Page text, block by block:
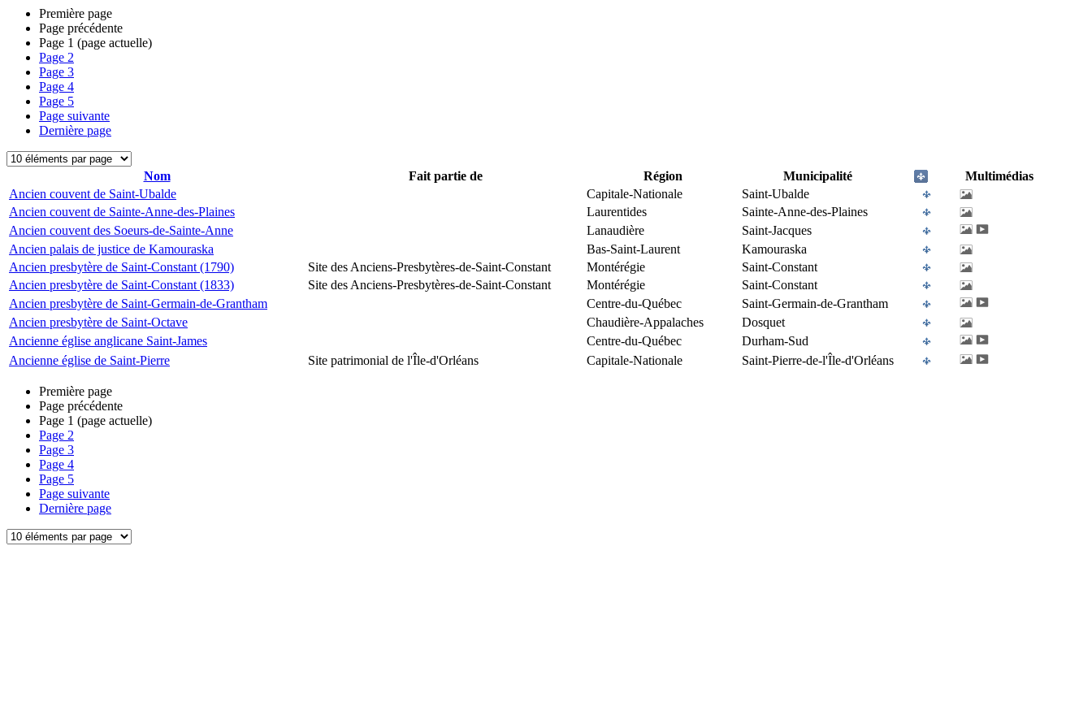
Première page
Page précédente
Page 1 (page actuelle)
Page 2
Page 3
Page 4
Page 5
Page suivante
Dernière page
Nom Fait partie de Région Municipalité
Multimédias
Ancien couvent de Saint-Ubalde
Capitale-Nationale
Saint-Ubalde
Ancien couvent de Sainte-Anne-des-Plaines
Laurentides
Sainte-Anne-des-Plaines
Ancien couvent des Soeurs-de-Sainte-Anne
Lanaudière
Saint-Jacques
Ancien palais de justice de Kamouraska
Bas-Saint-Laurent
Kamouraska
Ancien presbytère de Saint-Constant (1790)
Site des Anciens-Presbytères-de-Saint-Constant Montérégie
Saint-Constant
Ancien presbytère de Saint-Constant (1833)
Site des Anciens-Presbytères-de-Saint-Constant Montérégie
Saint-Constant
Ancien presbytère de Saint-Germain-de-Grantham
Centre-du-Québec
Saint-Germain-de-Grantham
Ancien presbytère de Saint-Octave
Chaudière-Appalaches
Dosquet
Ancienne église anglicane Saint-James
Centre-du-Québec
Durham-Sud
Ancienne église de Saint-Pierre
Site patrimonial de l'Île-d'Orléans Capitale-Nationale Saint-Pierre-de-l'Île-d'Orléans
Première page
Page précédente
Page 1 (page actuelle)
Page 2
Page 3
Page 4
Page 5
Page suivante
Dernière page